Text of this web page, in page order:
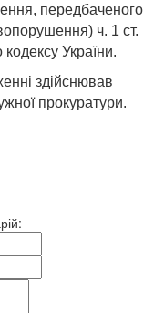
передбаченого
ч. 1 ст.
України.
здійснював
прокуратури.